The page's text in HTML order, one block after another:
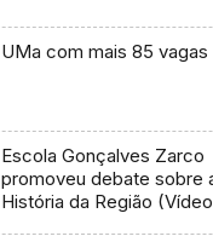
UMa com mais 85
Escola Gonçalves Zarco
promoveu debate sobre
História da Região